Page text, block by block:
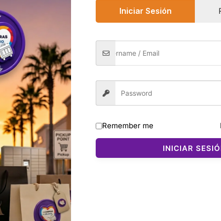
Up
cantidad
en una mezcla suave de algodón y modal
proporciona un acabado sin marcas bajo la ropa,
y distintivo. Es una panty ideal para quienes
Iniciar Sesión
Remember me
INICIAR